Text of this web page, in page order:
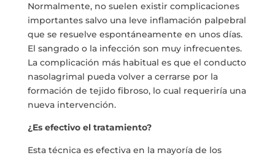
Normalmente, no suelen existir complicaciones
importantes salvo una leve inflamación palpebral
que se resuelve espontáneamente en unos días.
El sangrado o la infección son muy infrecuentes.
La complicación más habitual es que el conducto
nasolagrimal pueda volver a cerrarse por la
formación de tejido fibroso, lo cual requeriría una
nueva intervención.
¿Es efectivo el tratamiento?
Esta técnica es efectiva en la mayoría de los